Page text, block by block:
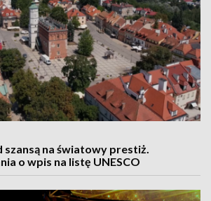
szansą na światowy prestiż.
o wpis na listę UNESCO